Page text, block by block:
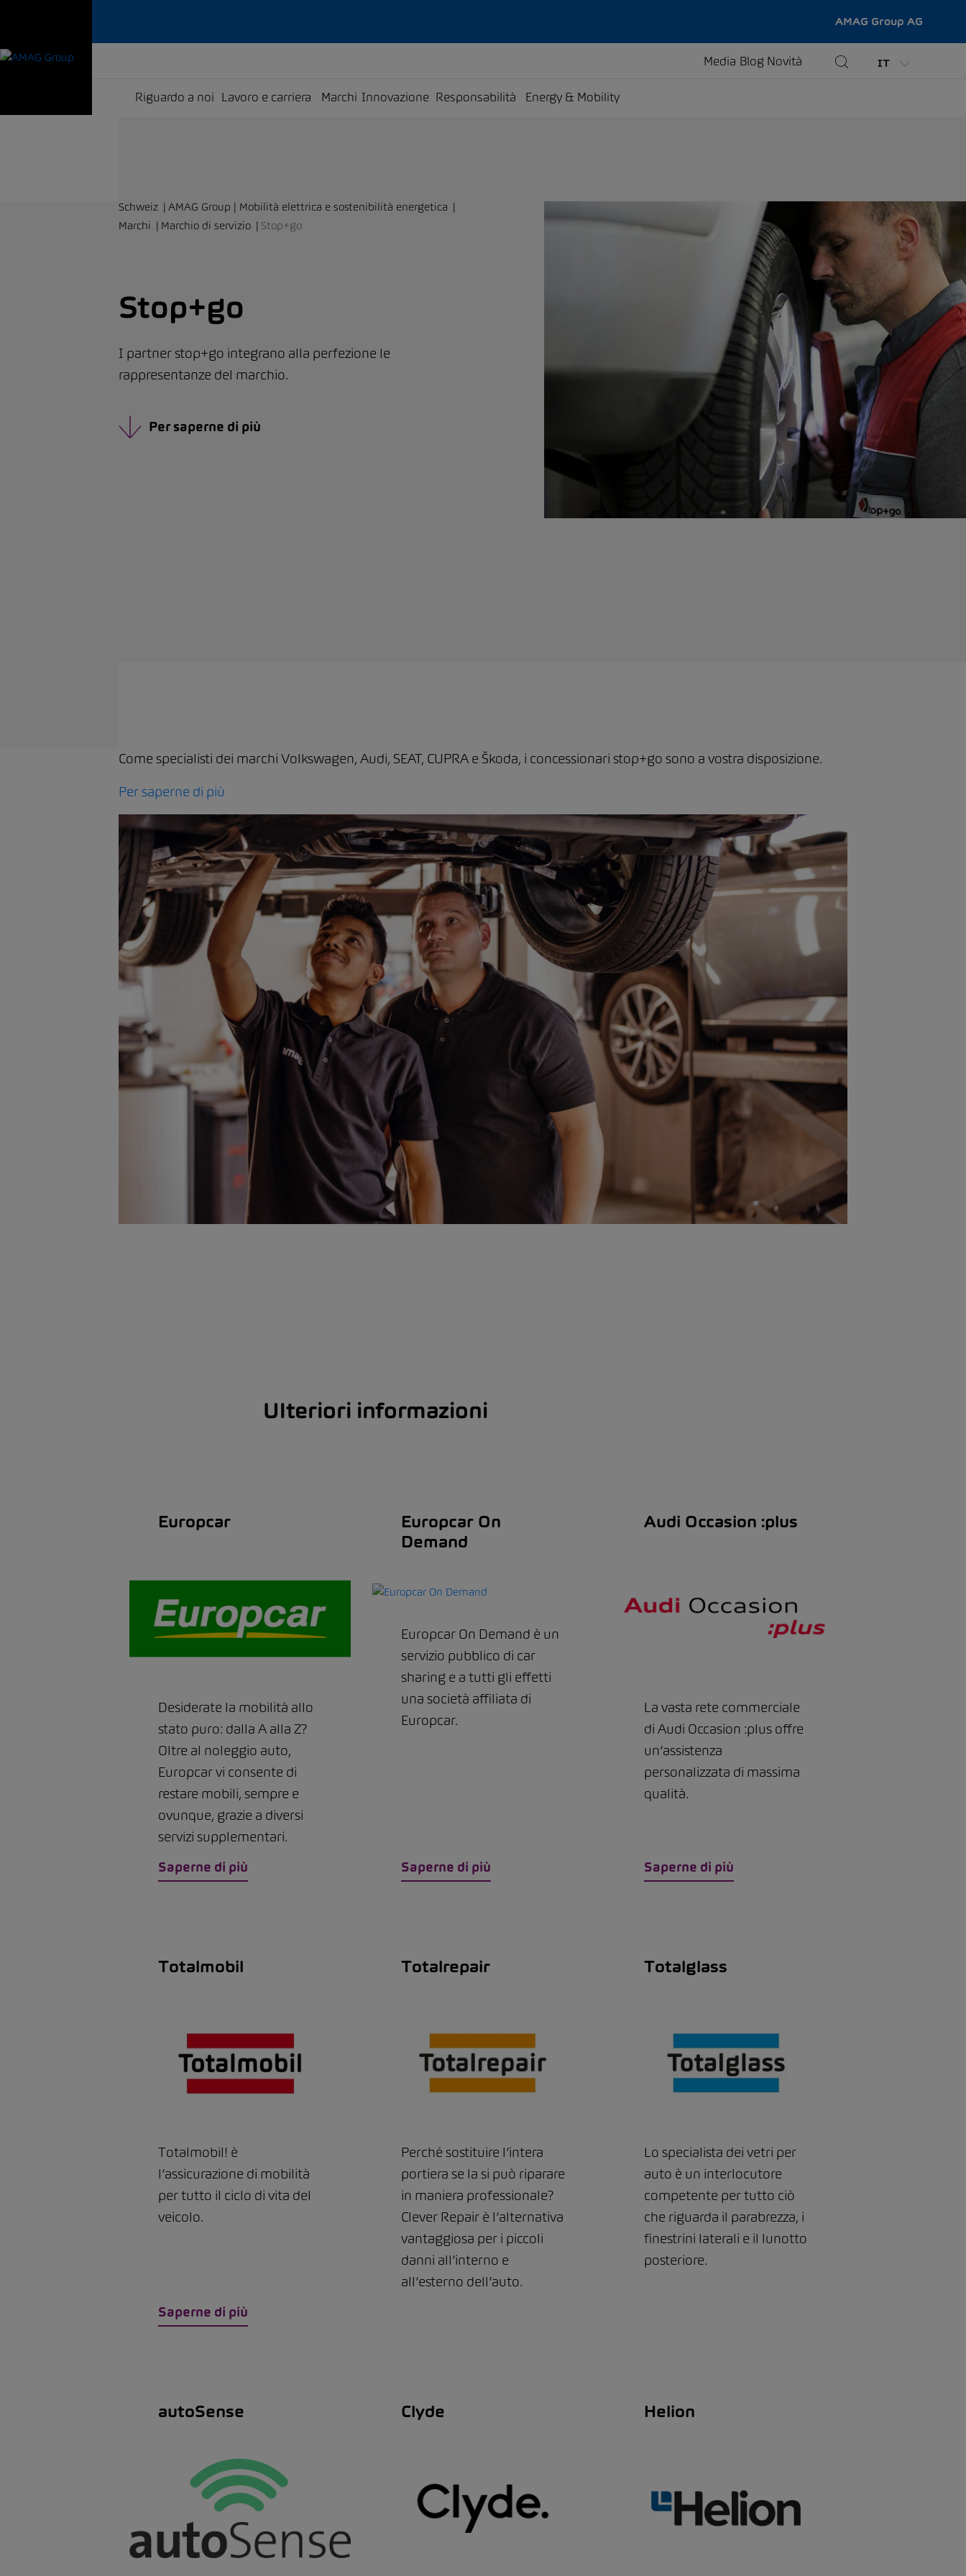
AMAG Group AG
Media Blog Novità IT
Riguardo a noi Lavoro e carriera Marchi Innovazione Responsabilità Energy & Mobility
Schweiz
AMAG Group | Mobilità elettrica e sostenibilità energetica
Marchi
Marchio di servizio Stop+go
Stop+go
I partner stop+go integrano alla perfezione le
rappresentanze del marchio.
Per saperne di più
Come specialisti dei marchi Volkswagen, Audi, SEAT, CUPRA e Škoda, i concessionari stop+go sono a vostra disposizione.
Per saperne di più
Ulteriori informazioni
Europcar
Desiderate la mobilità allo
stato puro: dalla A alla Z?
Oltre al noleggio auto,
Europcar vi consente di
restare mobili, sempre e
ovunque, grazie a diversi
servizi supplementari.
Saperne di più
Europcar On
Demand
Europcar On Demand è un
servizio pubblico di car
sharing e a tutti gli effetti
una società affiliata di
Europcar.
Saperne di più
Audi Occasion :plus
La vasta rete commerciale
di Audi Occasion :plus offre
un’assistenza
personalizzata di massima
qualità.
Saperne di più
Totalmobil
Totalmobil! è
l’assicurazione di mobilità
per tutto il ciclo di vita del
veicolo.
Saperne di più
Totalrepair
Perché sostituire l’intera
portiera se la si può riparare
in maniera professionale?
Clever Repair è l’alternativa
vantaggiosa per i piccoli
danni all’interno e
all’esterno dell’auto.
Totalglass
Lo specialista dei vetri per
auto è un interlocutore
competente per tutto ciò
che riguarda il parabrezza, i
finestrini laterali e il lunotto
posteriore.
autoSense Clyde Helion